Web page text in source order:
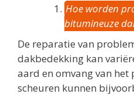
Hoe worden
bitumineuze
De reparatie van
dakbedekking kan
aard en omvang van het
scheuren kunnen